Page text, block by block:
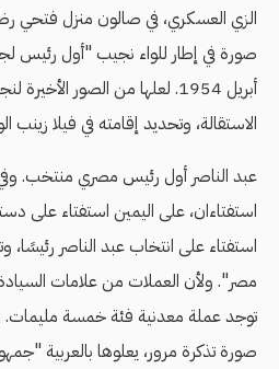
الزي العسكري، في صالون منزل فتحي
أبريل 1954. لعلها من الصور
الاستقالة، وتحديد إقامته في فيلا زينب
عبد الناصر أول رئيس مصري منتخب.
استفتاء على انتخاب عبد الناصر رئيسًا،
توجد عملة معدنية فئة خمسة مليمات.
صورة تذكرة مرور، يعلوها بالعربية